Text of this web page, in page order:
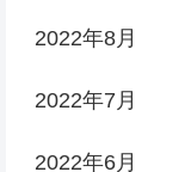
2022年8月
2022年7月
2022年6月